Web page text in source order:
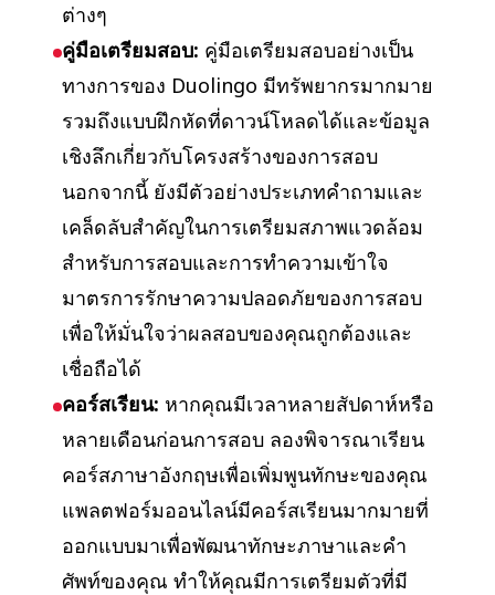
ต่างๆ
คู่มือเตรียมสอบ: คู่มือเตรียมสอบอย่างเป็น
ทางการของ Duolingo มีทรัพยากรมากมาย
รวมถึงแบบฝึกหัดที่ดาวน์โหลดได้และข้อมูล
เชิงลึกเกี่ยวกับโครงสร้างของการสอบ
นอกจากนี้ ยังมีตัวอย่างประเภทคำถามและ
เคล็ดลับสำคัญในการเตรียมสภาพแวดล้อม
สำหรับการสอบและการทำความเข้าใจ
มาตรการรักษาความปลอดภัยของการสอบ
เพื่อให้มั่นใจว่าผลสอบของคุณถูกต้องและ
เชื่อถือได้
คอร์สเรียน: หากคุณมีเวลาหลายสัปดาห์หรือ
หลายเดือนก่อนการสอบ ลองพิจารณาเรียน
คอร์สภาษาอังกฤษเพื่อเพิ่มพูนทักษะของคุณ
แพลตฟอร์มออนไลน์มีคอร์สเรียนมากมายที่
ออกแบบมาเพื่อพัฒนาทักษะภาษาและคำ
ศัพท์ของคุณ ทำให้คุณมีการเตรียมตัวที่มี